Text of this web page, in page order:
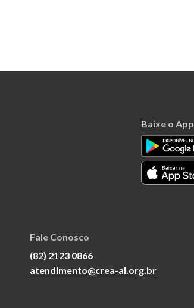
Baixe o App
Fale Conosco
(82) 2123 0866
atendimento@crea-al.org.br